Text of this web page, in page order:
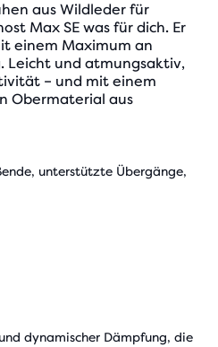
aus Wildleder für
Max SE was für dich. Er
einem Maximum an
Leicht und atmungsaktiv,
– und mit einem
Obermaterial aus
unterstützte Übergänge,
dynamischer Dämpfung, die